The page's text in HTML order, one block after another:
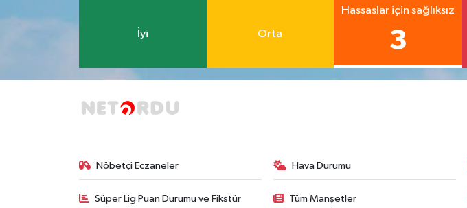
İyi Orta
Hassaslar için sağlıksız
3
Nöbetçi Eczaneler Hava Durumu
Süper Lig Puan Durumu ve Fikstür Tüm Manşetler